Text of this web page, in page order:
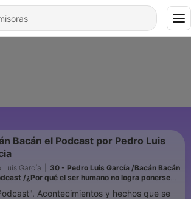
Bacán el Podcast por Pedro Luis
Luis García
30 - Pedro Luis García /Bacán Bacán
/¿Por qué el ser humano no logra ponerse
y hechos que se